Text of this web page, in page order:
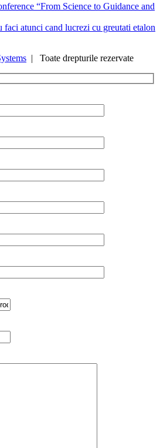
“From Science to Guidance and
faci atunci cand lucrezi cu greutati etalon
| Toate drepturile rezervate